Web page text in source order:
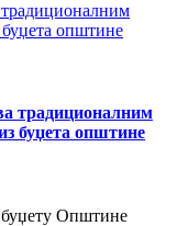
традиционалним
општине
традиционалним
буџета општине